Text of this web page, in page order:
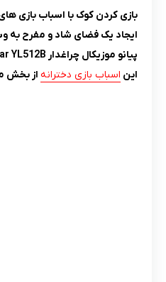
بازی کردن کوک با اسباب بازی
ایجاد یک فضای شاد و مفرح به
پیانو موزیکال چراغدار Sobebear YL512B یکی از محصولات کاربردی برای ایجاد فضای شاد مخصوص کودکان است.
این اسباب بازی دخترانه از بخش